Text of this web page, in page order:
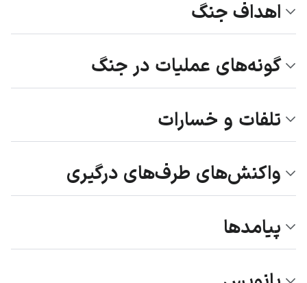
اهداف جنگ
گونه‌های عملیات در جنگ
تلفات و خسارات
واکنش‌های طرف‌های درگیری
پیامدها